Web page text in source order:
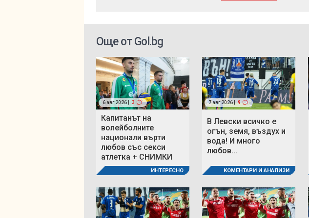
Още от Gol.bg
6 авг 2026 | 3
Капитанът на
волейболните
национали върти
любов със секси
атлетка + СНИМКИ
ИНТЕРЕСНО
7 авг 2026 | 9
В Левски всичко е
огън, земя, въздух и
вода! И много
любов...
КОМЕНТАРИ И АНАЛИЗИ